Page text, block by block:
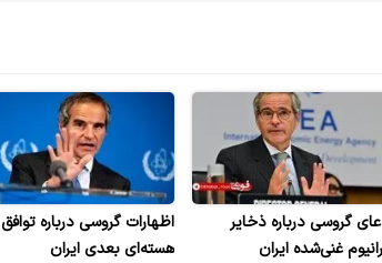
گروسی درباره ذخایر
غنی‌شده ایران
اظهارات گروسی درباره توافق
هسته‌ای بعدی ایران